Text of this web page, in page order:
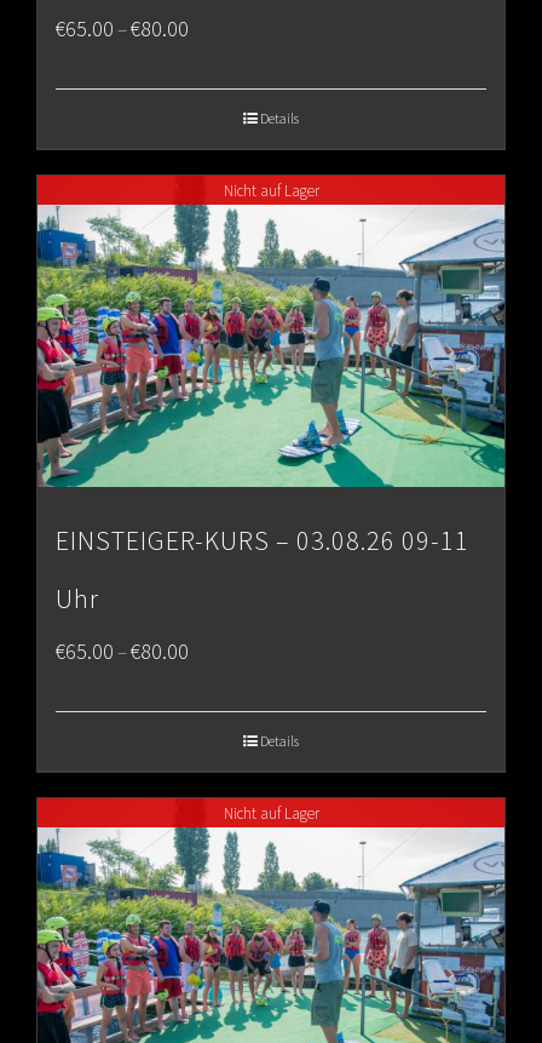
€65.00–€80.00
€80.00
Details
Nicht auf Lager
EINSTEIGER-KURS – 03.08.26 09-11
Uhr
€65.00–€80.00
€80.00
Details
Nicht auf Lager